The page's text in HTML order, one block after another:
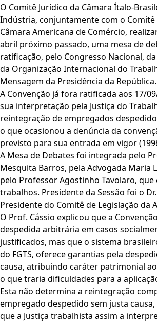
O Comitê Jurídico da Câmara Ítalo-
Indústria, conjuntamente com o Comitê
Câmara Americana de Comércio,
abril próximo passado, uma mesa de
ratificação, pelo Congresso Nacional,
da Organização Internacional do
Mensagem da Presidência da República.
A Convenção já fora ratificada aos 17/
sua interpretação pela Justiça do
reintegração de empregados
o que ocasionou a denúncia da
previsto para sua entrada em vigor
A Mesa de Debates foi integrada pelo
Mesquita Barros, pela Advogada Maria
pelo Professor Agostinho Tavolaro,
trabalhos. Presidente da Sessão foi o
Presidente do Comitê de Legislação da
O Prof. Cássio explicou que a
despedida arbitrária em casos
justificados, mas que o sistema
do FGTS, oferece garantias pela
causa, atribuindo caráter patrimonial
o que traria dificuldades para a
Esta não determina a reintegração
empregado despedido sem justa
que a Justiça trabalhista assim a